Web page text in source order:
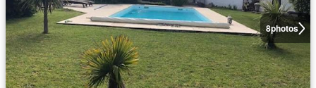
8photos